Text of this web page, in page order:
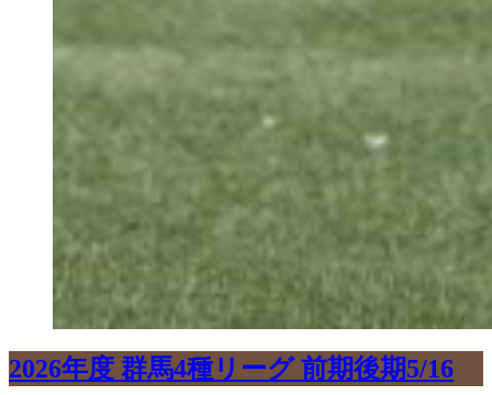
2026年度 群馬4種リーグ 前期後期5/16